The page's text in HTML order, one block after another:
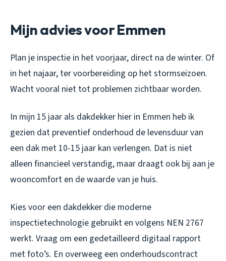
Mijn advies voor Emmen
Plan je inspectie in het voorjaar, direct na de winter. Of
in het najaar, ter voorbereiding op het stormseizoen.
Wacht vooral niet tot problemen zichtbaar worden.
In mijn 15 jaar als dakdekker hier in Emmen heb ik
gezien dat preventief onderhoud de levensduur van
een dak met 10-15 jaar kan verlengen. Dat is niet
alleen financieel verstandig, maar draagt ook bij aan je
wooncomfort en de waarde van je huis.
Kies voor een dakdekker die moderne
inspectietechnologie gebruikt en volgens NEN 2767
werkt. Vraag om een gedetailleerd digitaal rapport
met foto’s. En overweeg een onderhoudscontract